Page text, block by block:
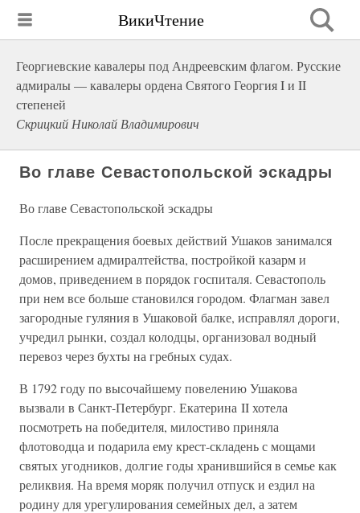
ВикиЧтение
Георгиевские кавалеры под Андреевским флагом. Русские
адмиралы — кавалеры ордена Святого Георгия I и II
степеней
Скрицкий Николай Владимирович
Во главе Севастопольской эскадры
Во главе Севастопольской эскадры
После прекращения боевых действий Ушаков занимался
расширением адмиралтейства, постройкой казарм и
домов, приведением в порядок госпиталя. Севастополь
при нем все больше становился городом. Флагман завел
загородные гуляния в Ушаковой балке, исправлял дороги,
учредил рынки, создал колодцы, организовал водный
перевоз через бухты на гребных судах.
В 1792 году по высочайшему повелению Ушакова
вызвали в Санкт-Петербург. Екатерина II хотела
посмотреть на победителя, милостиво приняла
флотоводца и подарила ему крест-складень с мощами
святых угодников, долгие годы хранившийся в семье как
реликвия. На время моряк получил отпуск и ездил на
родину для урегулирования семейных дел, а затем